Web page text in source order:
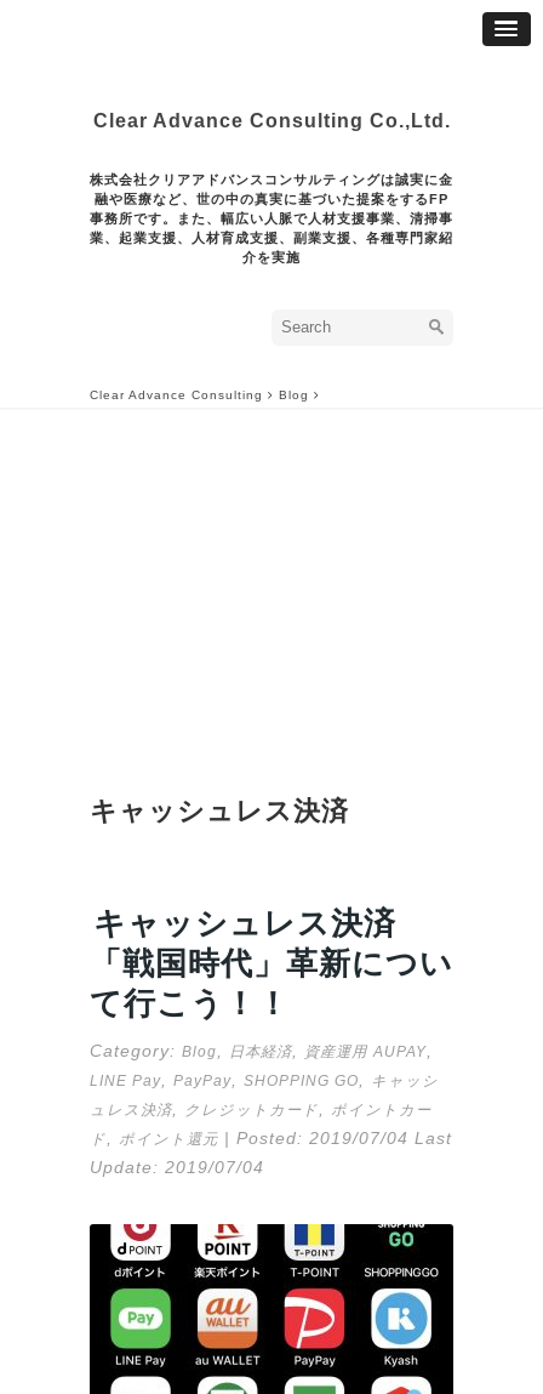
Clear Advance Consulting Co.,Ltd.
株式会社クリアアドバンスコンサルティングは誠実に金
融や医療など、世の中の真実に基づいた提案をするFP
事務所です。また、幅広い人脈で人材支援事業、清掃事
業、起業支援、人材育成支援、副業支援、各種専門家紹
介を実施
Clear Advance Consulting Blog
キャッシュレス決済
キャッシュレス決済
「戦国時代」革新につい
て行こう！！
Category: Blog 日本経済 資産運用 AUPAY
LINE Pay PayPay SHOPPING GO
キャッシ
ュレス決済
クレジットカード
ポイントカー
ド
ポイント還元 | Posted: 2019/07/04 Last
Update: 2019/07/04